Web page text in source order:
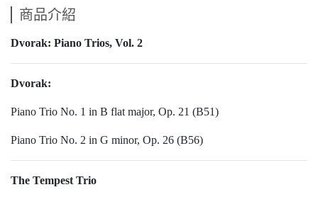
商品介紹
Dvorak: Piano Trios, Vol. 2
Dvorak:
Piano Trio No. 1 in B flat major, Op. 21 (B51)
Piano Trio No. 2 in G minor, Op. 26 (B56)
The Tempest Trio